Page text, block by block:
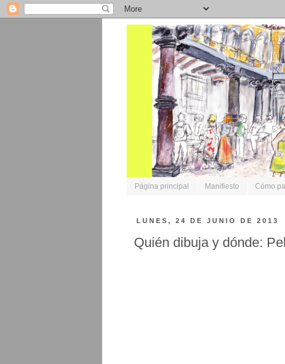
Página principal Manifiesto Cómo
LUNES, 24 DE JUNIO DE 2013
Quién dibuja y dónde: